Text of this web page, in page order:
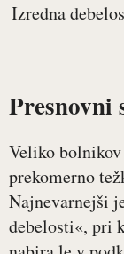
Izredna
Presnovni
Veliko
prekomerno
Najnevarnejši
debelosti«, pri